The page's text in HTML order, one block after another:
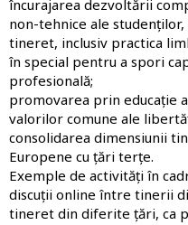
încurajarea dezvoltării
non-tehnice ale
tineret, inclusiv practica
în special pentru a spori
profesională;
promovarea prin educație
valorilor comune ale
consolidarea dimensiunii
Europene cu țări terțe.
Exemple de activități în
discuții online între tinerii
tineret din diferite țări, ca